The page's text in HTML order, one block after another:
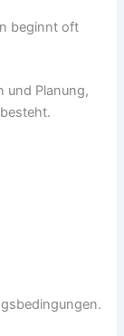
beginnt oft
und Planung,